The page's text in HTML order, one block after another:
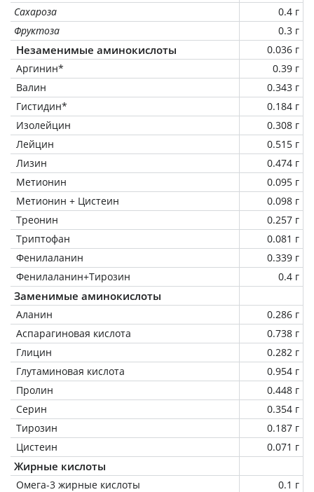
Сахароза
0.4 г
Фруктоза
0.3 г
Незаменимые аминокислоты
0.036 г
Аргинин*
0.39 г
Валин
0.343 г
Гистидин*
0.184 г
Изолейцин
0.308 г
Лейцин
0.515 г
Лизин
0.474 г
Метионин
0.095 г
Метионин + Цистеин
0.098 г
Треонин
0.257 г
Триптофан
0.081 г
Фенилаланин
0.339 г
Фенилаланин+Тирозин
0.4 г
Заменимые аминокислоты
Аланин
0.286 г
Аспарагиновая кислота
0.738 г
Глицин
0.282 г
Глутаминовая кислота
0.954 г
Пролин
0.448 г
Серин
0.354 г
Тирозин
0.187 г
Цистеин
0.071 г
Жирные кислоты
Омега-3 жирные кислоты
0.1 г